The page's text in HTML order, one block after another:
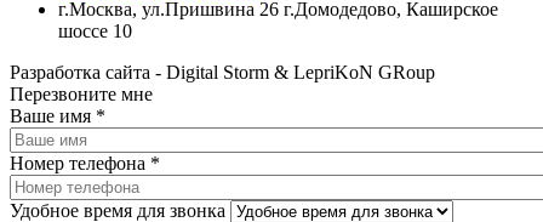
г.Москва, ул.Пришвина 26 г.Домодедово, Каширское
шоссе 10
Разработка сайта - Digital Storm & LepriKoN GRoup
Перезвоните мне
Ваше имя *
Номер телефона *
Удобное время для звонка